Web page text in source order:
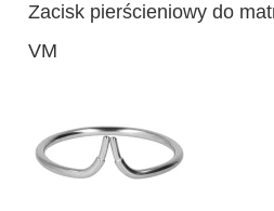
Zacisk pierścieniowy do
VM